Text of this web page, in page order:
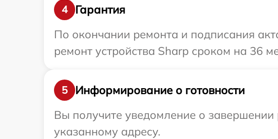
4
Гарантия
По окончании ремонта и подписания
ремонт устройства Sharp сроком на 36
5
Информирование о готовности
Вы получите уведомление о завершении
указанному адресу.